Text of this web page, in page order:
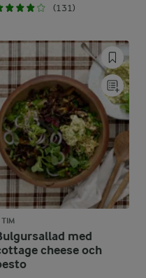
(131)
TIM
med
cheese och